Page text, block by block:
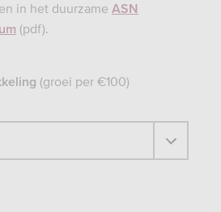
in het duurzame ASN
(pdf).
(groei per €100)